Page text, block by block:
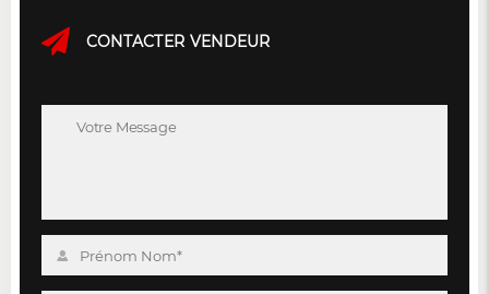
CONTACTER VENDEUR